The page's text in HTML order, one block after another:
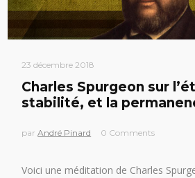
23 décembre 2018
Charles Spurgeon sur
stabilité, et la
parAndré Pinard 0 Comments
Voici une méditation de Charles